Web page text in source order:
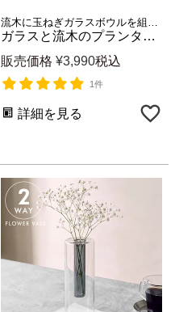
流木に玉ねぎガラスボウルを組み合わせたインテリアオブジェ☆天然の流木でできた一点もの！
ガラスと流木のプランターオブジェ Sサイズ(12160)【花瓶 花器 花入れ プランター 流木 水槽 水鉢 フラワーボウル オブジェ インテリア バリ アジアン雑貨 バリ島 南国リゾート おしゃれ モダン アジアン】
販売価格 ¥3,990税込
1件
詳細を見る